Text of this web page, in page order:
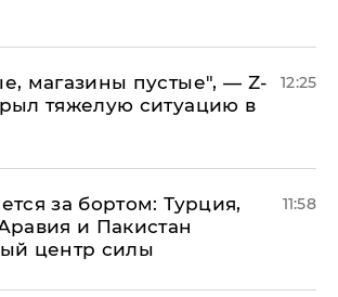
магазины пустые", — Z-
тяжелую ситуацию в
12:25
за бортом: Турция,
и Пакистан
центр силы
11:58